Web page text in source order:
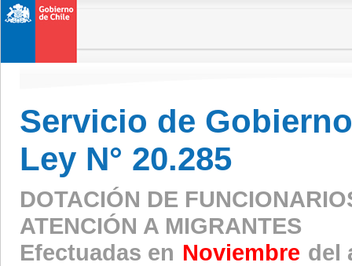
Servicio de
Ley N° 20.285
DOTACIÓN DE
ATENCIÓN A MIGRANTES
Efectuadas en Noviembre del